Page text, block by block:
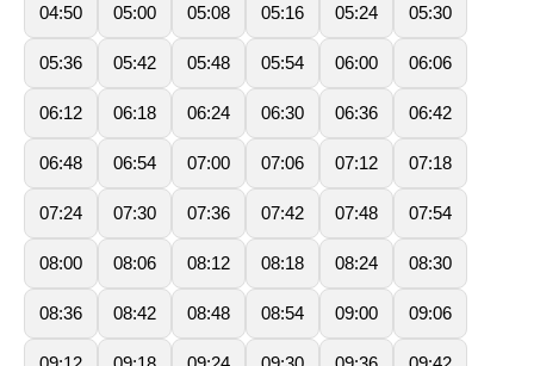
04:50 05:00 05:08 05:16 05:24 05:30
05:36 05:42 05:48 05:54 06:00 06:06
06:12 06:18 06:24 06:30 06:36 06:42
06:48 06:54 07:00 07:06 07:12 07:18
07:24 07:30 07:36 07:42 07:48 07:54
08:00 08:06 08:12 08:18 08:24 08:30
08:36 08:42 08:48 08:54 09:00 09:06